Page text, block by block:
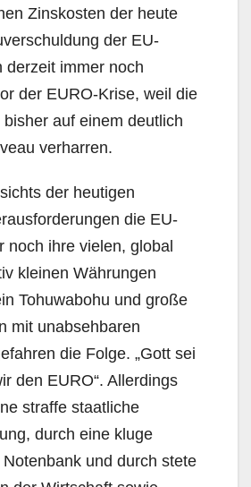
Zinskosten der heute
der EU-
derzeit immer noch
der EURO-Krise, weil die
auf einem deutlich
verharren.
der heutigen
die EU-
noch ihre vielen, global
kleinen Währungen
Tohuwabohu und große
mit unabsehbaren
die Folge. „Gott sei
den EURO“. Allerdings
straffe staatliche
durch eine kluge
und durch stete